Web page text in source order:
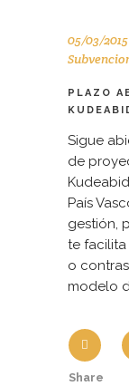
05/03/2015
PLAZO
Sigue
de
País
gestión,
te
o
modelo
Share